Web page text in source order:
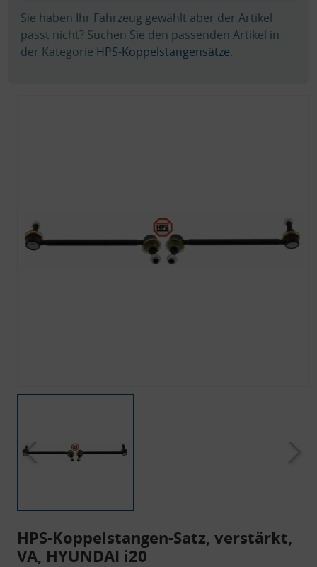
Sie haben Ihr Fahrzeug gewählt aber der Artikel
passt nicht? Suchen Sie den passenden Artikel in
der Kategorie HPS-Koppelstangensätze.
HPS-Koppelstangen-Satz, verstärkt,
VA, HYUNDAI i20